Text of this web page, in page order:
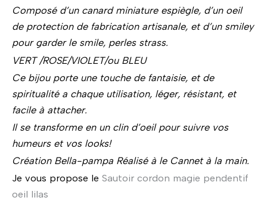
Composé d’un canard miniature espiègle, d’un oeil
de protection de fabrication artisanale, et d’un smiley
pour garder le smile, perles strass.
VERT /ROSE/VIOLET/ou BLEU
Ce bijou porte une touche de fantaisie, et de
spiritualité a chaque utilisation, léger, résistant, et
facile à attacher.
Il se transforme en un clin d’oeil pour suivre vos
humeurs et vos looks!
Création Bella-pampa Réalisé à le Cannet à la main.
Je vous propose le Sautoir cordon magie pendentif
oeil lilas